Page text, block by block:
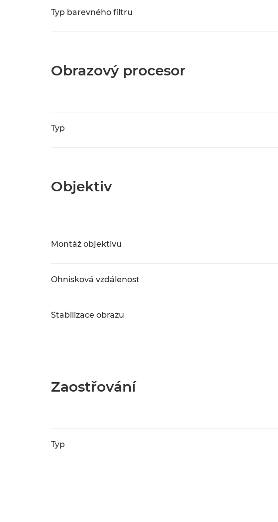
Typ barevného filtru
Obrazový procesor
Typ
Objektiv
Montáž objektivu
Ohnisková vzdálenost
Stabilizace obrazu
Zaostřování
Typ